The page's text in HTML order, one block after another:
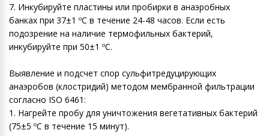
7. Инкубируйте пластины или пробирки в анаэробных
банках при 37±1 ºC в течение 24-48 часов. Если есть
подозрение на наличие термофильных бактерий,
инкубируйте при 50±1 ºC.
Выявление и подсчет спор сульфитредуцирующих
анаэробов (клостридий) методом мембранной фильтрации
согласно ISO 6461:
1. Нагрейте пробу для уничтожения вегетативных бактерий
(75±5 ºC в течение 15 минут).